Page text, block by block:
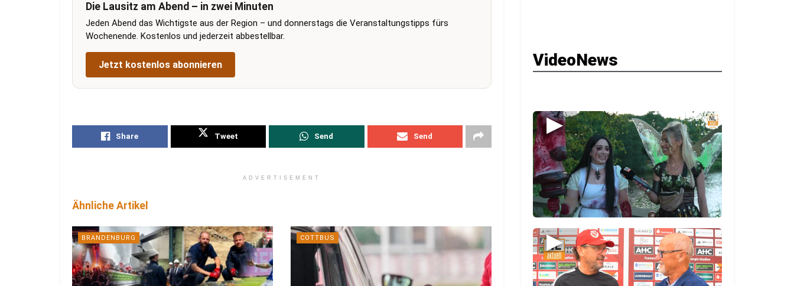
Die Lausitz am Abend – in zwei Minuten
Jeden Abend das Wichtigste aus der Region – und donnerstags die Veranstaltungstipps fürs
Wochenende. Kostenlos und jederzeit abbestellbar.
Jetzt kostenlos abonnieren
Share Tweet Send Send
ADVERTISEMENT
Ähnliche Artikel
BRANDENBURG COTTBUS
VideoNews
▶
▶